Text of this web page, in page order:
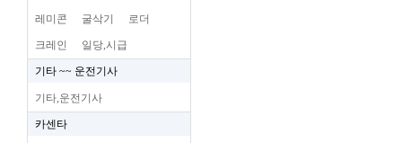
레미콘 굴삭기 로더
크레인 일당,시급
기타 ~~ 운전기사
기타,운전기사
카센타